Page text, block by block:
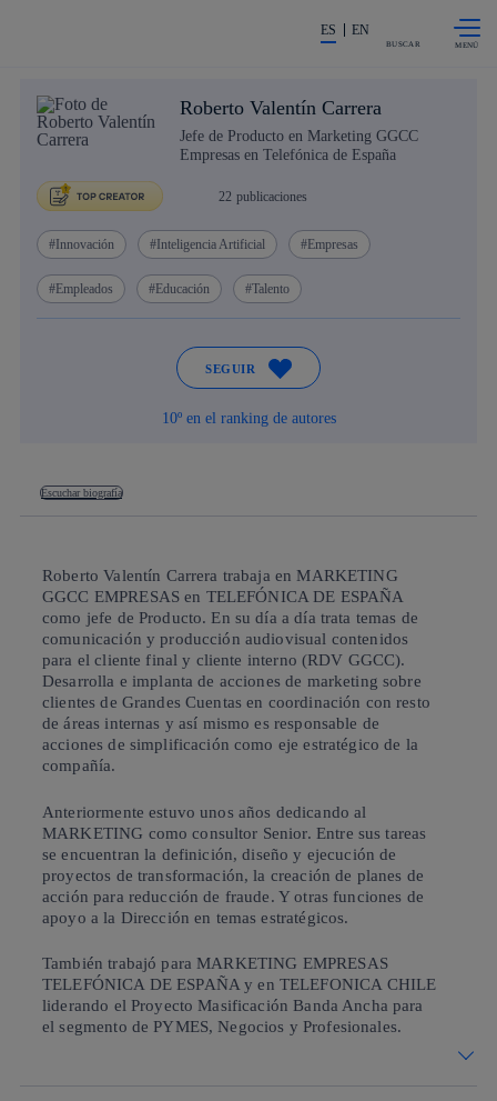
La acción en accionistas e
ES EN
BUSCAR
Roberto Valentín Carrera
Jefe de Producto en Marketing GGCC
Empresas en Telefónica de España
22 publicaciones
Innovación Inteligencia Artificial Empresas
Empleados Educación Talento
SEGUIR
10º en el ranking de autores
Escuchar biografía
Roberto Valentín Carrera trabaja en MARKETING
GGCC EMPRESAS en TELEFÓNICA DE ESPAÑA
como jefe de Producto. En su día a día trata temas de
comunicación y producción audiovisual contenidos
para el cliente final y cliente interno (RDV GGCC).
Desarrolla e implanta de acciones de marketing sobre
clientes de Grandes Cuentas en coordinación con resto
de áreas internas y así mismo es responsable de
acciones de simplificación como eje estratégico de la
compañía.
Anteriormente estuvo unos años dedicando al
MARKETING como consultor Senior. Entre sus tareas
se encuentran la definición, diseño y ejecución de
proyectos de transformación, la creación de planes de
acción para reducción de fraude. Y otras funciones de
apoyo a la Dirección en temas estratégicos.
También trabajó para MARKETING EMPRESAS
TELEFÓNICA DE ESPAÑA y en TELEFONICA CHILE
liderando el Proyecto Masificación Banda Ancha para
el segmento de PYMES, Negocios y Profesionales.